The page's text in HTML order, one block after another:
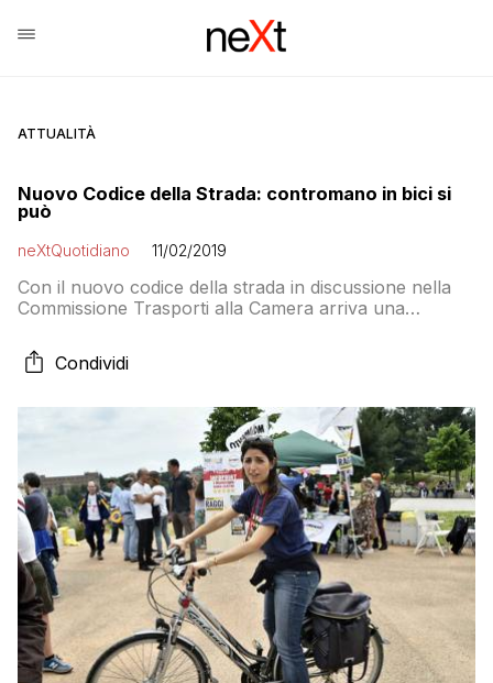
ATTUALITÀ
Nuovo Codice della Strada: contromano in bici si
può
neXtQuotidiano 11/02/2019
Con il nuovo codice della strada in discussione nella
Commissione Trasporti alla Camera arriva una
Condividi